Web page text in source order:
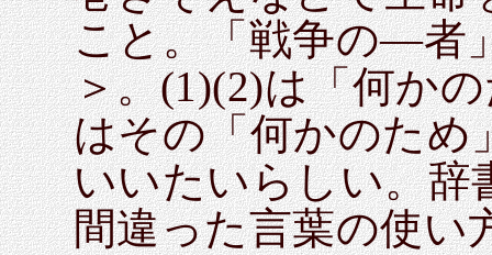
こと。「戦争の―者
＞。(1)(2)は「何か
はその「何かのため
いいたいらしい。辞
間違った言葉の使い